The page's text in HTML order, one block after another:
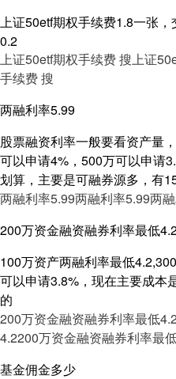
上证50etf期权手续费1.8一张
0.2
上证50etf期权手续费 搜上证
手续费 搜
两融利率5.99
股票融资利率一般要看资产量
可以申请4%，500万可以申请
划算，主要是可融券源多，有
两融利率5.99两融利率5.99两
200万资金融资融券利率最低
100万资产两融利率最低
可以申请3.8%，现在主要成本
的
200万资金融资融券利率最低4.2
4.2200万资金融资融券利率最
基金佣金多少